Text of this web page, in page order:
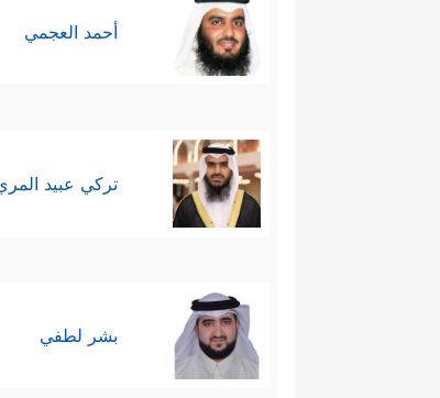
أحمد العجمي
تركي عبيد
بشر لطفي